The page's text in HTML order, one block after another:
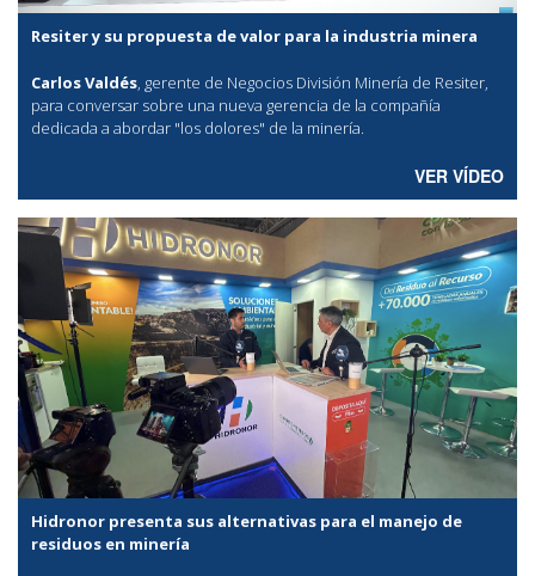
Resiter y su propuesta de valor para la industria minera
Carlos Valdés, gerente de Negocios División Minería de Resiter,
para conversar sobre una nueva gerencia de la compañía
dedicada a abordar "los dolores" de la minería.
VER VÍDEO
Hidronor presenta sus alternativas para el manejo de
residuos en minería